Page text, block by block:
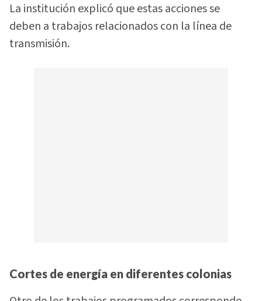
La institución explicó que estas acciones se
deben a trabajos relacionados con la línea de
transmisión.
Cortes de energía en diferentes colonias